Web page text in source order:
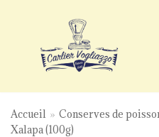
contenu
Accueil » Conserves de
Xalapa (100g)